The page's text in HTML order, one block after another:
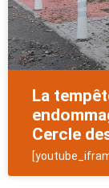
La
Cercle